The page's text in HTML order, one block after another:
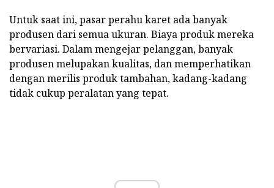
Untuk saat ini, pasar perahu karet ada banyak
produsen dari semua ukuran. Biaya produk mereka
bervariasi. Dalam mengejar pelanggan, banyak
produsen melupakan kualitas, dan memperhatikan
dengan merilis produk tambahan, kadang-kadang
tidak cukup peralatan yang tepat.